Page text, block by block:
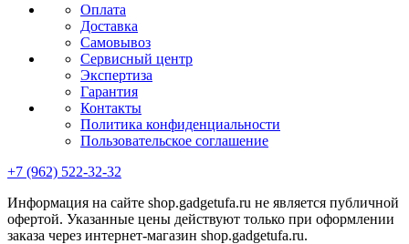
Оплата
Доставка
Самовывоз
Сервисный центр
Экспертиза
Гарантия
Контакты
Политика конфиденциальности
Пользовательское соглашение
+7 (962) 522-32-32
Информация на сайте shop.gadgetufa.ru не является публичной
офертой. Указанные цены действуют только при оформлении
заказа через интернет-магазин shop.gadgetufa.ru.